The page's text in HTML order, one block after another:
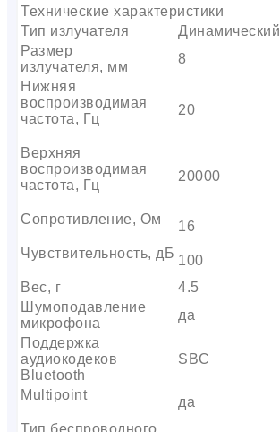
Технические характеристики
Тип излучателя
Динамический
Размер
излучателя, мм
8
Нижняя
воспроизводимая
частота, Гц
20
Верхняя
воспроизводимая
частота, Гц
20000
Сопротивление, Ом
16
Чувствительность, дБ 100
Вес, г
4.5
Шумоподавление
микрофона
да
Поддержка
аудиокодеков
Bluetooth
SBC
Multipoint
да
Тип беспроводного